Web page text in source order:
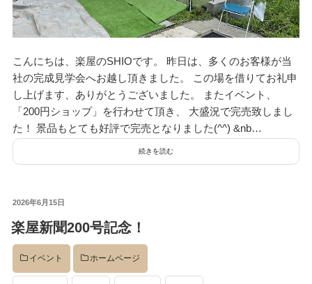
こんにちは、楽屋のSHIOです。 昨日は、多くのお客様が当
社の完成見学会へお越し頂きました。 この場を借りてお礼申
し上げます、ありがとうございました。 またイベント、
「200円ショップ」を行わせて頂き、 大盛況で完売致しまし
た！ 景品もとても好評で完売となりました(^^) &nb…
続きを読む
投
日:
2026年6月15日
楽屋新聞200号記念！
イベント ホームページ